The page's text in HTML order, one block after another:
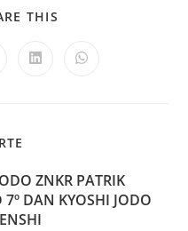
THIS
ZNKR PATRIK
DAN KYOSHI JODO